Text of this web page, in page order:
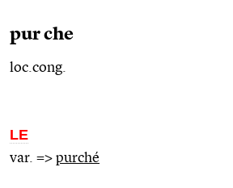
pur che
loc.cong.
LE
var. => purché